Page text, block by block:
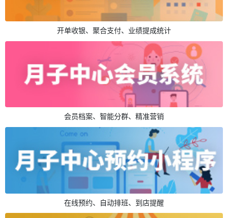
开单收银、聚合支付、业绩提成统计
会员档案、智能分群、精准营销
在线预约、自动排班、到店提醒